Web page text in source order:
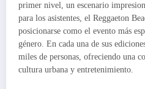
primer nivel, un escenario
para los asistentes, el Reggaeton
posicionarse como el evento más
género. En cada una de sus
miles de personas, ofreciendo una
cultura urbana y entretenimiento.